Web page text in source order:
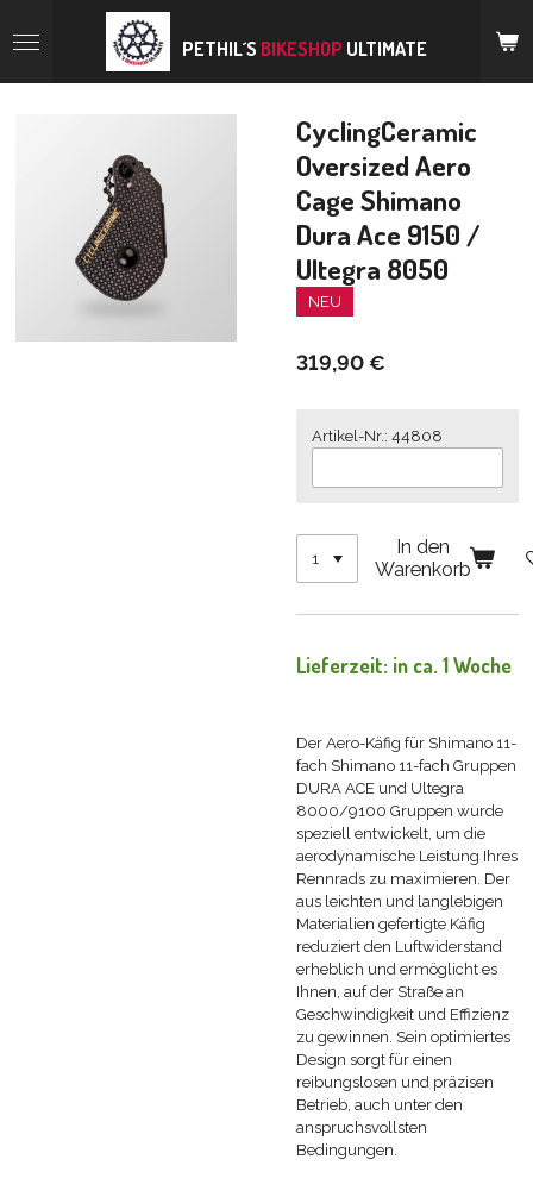
Hauptinhalt
PETHIL´S BIKESHOP ULTIMATE
CyclingCeramic
Oversized Aero
Cage Shimano
Dura Ace 9150 /
Ultegra 8050
NEU
319,90 €
Artikel-Nr.: 44808
In den
Warenkorb
Lieferzeit: in ca. 1 Woche
Der Aero-Käfig für Shimano 11-
fach Shimano 11-fach Gruppen
DURA ACE und Ultegra
8000/9100 Gruppen wurde
speziell entwickelt, um die
aerodynamische Leistung Ihres
Rennrads zu maximieren. Der
aus leichten und langlebigen
Materialien gefertigte Käfig
reduziert den Luftwiderstand
erheblich und ermöglicht es
Ihnen, auf der Straße an
Geschwindigkeit und Effizienz
zu gewinnen. Sein optimiertes
Design sorgt für einen
reibungslosen und präzisen
Betrieb, auch unter den
anspruchsvollsten
Bedingungen.